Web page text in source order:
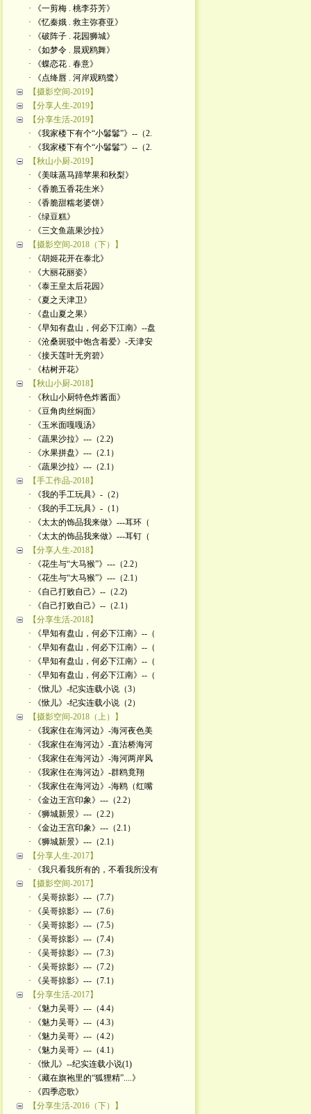
· 《一剪梅 . 桃李芬芳》
· 《忆秦娥 . 救主弥赛亚》
· 《破阵子 . 花园狮城》
· 《如梦令 . 晨观鸥舞》
· 《蝶恋花 . 春意》
· 《点绛唇 . 河岸观鸥鹭》
【摄影空间-2019】
【分享人生-2019】
【分享生活-2019】
· 《我家楼下有个“小鬊鬊”》--（2.
· 《我家楼下有个“小鬊鬊”》--（2.
【秋山小厨-2019】
· 《美味蒸马蹄苹果和秋梨》
· 《香脆五香花生米》
· 《香脆甜糯老婆饼》
· 《绿豆糕》
· 《三文鱼蔬果沙拉》
【摄影空间-2018（下）】
· 《胡姬花开在泰北》
· 《大丽花丽姿》
· 《泰王皇太后花园》
· 《夏之天津卫》
· 《盘山夏之果》
· 《早知有盘山，何必下江南》--盘
· 《沧桑斑驳中饱含着爱》-天津安
· 《接天莲叶无穷碧》
· 《枯树开花》
【秋山小厨-2018】
· 《秋山小厨特色炸酱面》
· 《豆角肉丝焖面》
· 《玉米面嘎嘎汤》
· 《蔬果沙拉》---（2.2)
· 《水果拼盘》---（2.1）
· 《蔬果沙拉》---（2.1）
【手工作品-2018】
· 《我的手工玩具》-（2）
· 《我的手工玩具》-（1）
· 《太太的饰品我来做》---耳环（
· 《太太的饰品我来做》---耳钉（
【分享人生-2018】
· 《花生与“大马猴”》---（2.2）
· 《花生与“大马猴”》---（2.1）
· 《自己打败自己》--（2.2)
· 《自己打败自己》--（2.1）
【分享生活-2018】
· 《早知有盘山，何必下江南》--（
· 《早知有盘山，何必下江南》--（
· 《早知有盘山，何必下江南》--（
· 《早知有盘山，何必下江南》--（
· 《惞儿》-纪实连载小说（3）
· 《惞儿》-纪实连载小说（2）
【摄影空间-2018（上）】
· 《我家住在海河边》-海河夜色美
· 《我家住在海河边》-直沽桥海河
· 《我家住在海河边》-海河两岸风
· 《我家住在海河边》-群鸥竟翔
· 《我家住在海河边》-海鸥（红嘴
· 《金边王宫印象》---（2.2）
· 《狮城新景》---（2.2）
· 《金边王宫印象》---（2.1）
· 《狮城新景》---（2.1）
【分享人生-2017】
· 《我只看我所有的，不看我所没有
【摄影空间-2017】
· 《吴哥掠影》---（7.7）
· 《吴哥掠影》---（7.6）
· 《吴哥掠影》---（7.5）
· 《吴哥掠影》---（7.4）
· 《吴哥掠影》---（7.3）
· 《吴哥掠影》---（7.2）
· 《吴哥掠影》---（7.1）
【分享生活-2017】
· 《魅力吴哥》---（4.4）
· 《魅力吴哥》---（4.3）
· 《魅力吴哥》---（4.2）
· 《魅力吴哥》---（4.1）
· 《惞儿》--纪实连载小说(1)
· 《藏在旗袍里的“狐狸精”....》
· 《四季恋歌》
【分享生活-2016（下）】